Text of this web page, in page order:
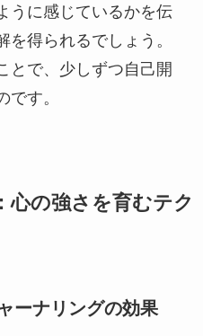
うに感じているかを伝
を得られるでしょう。
とで、少しずつ自己開
す。
心の強さを育むテク
ーナリングの効果